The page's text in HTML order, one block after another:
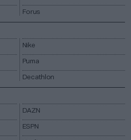
Forus
Nike
Puma
Decathlon
DAZN
ESPN